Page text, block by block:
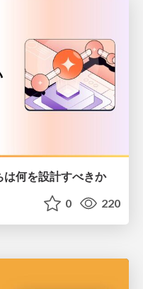
何を設計すべきか
0 220